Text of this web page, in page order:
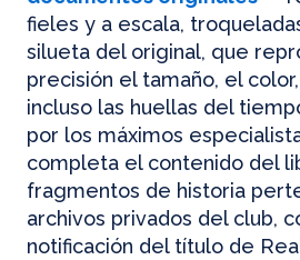
fieles y a escala,
silueta del original, que
precisión el tamaño, el
incluso las huellas del
por los máximos
completa el contenido del
fragmentos de historia
archivos privados del club,
notificación del título de